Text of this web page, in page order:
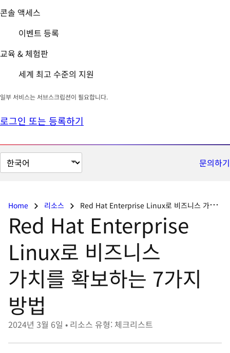
콘솔 액세스
이벤트 등록
교육 & 체험판
세계 최고 수준의 지원
일부 서비스는 서브스크립션이 필요합니다.
로그인 또는 등록하기
페
이
문의하기
Home 리소스 Red Hat Enterprise Linux로 비즈니스 가치를 확보하는 7가지 방법
Red Hat Enterprise
Linux로 비즈니스
가치를 확보하는 7가지
방법
2024년 3월 6일 • 리소스 유형: 체크리스트